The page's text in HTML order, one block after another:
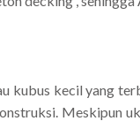
kecil yang
Meskipun